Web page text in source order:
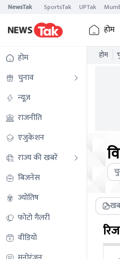
NewsTak SportsTak UPTak
होम
होम
चुनाव
न्यूज़
राजनीति
एजुकेशन
राज्य की खबरें
बिजनेस
ज्योतिष
फोटो गैलरी
वीडियो
होम